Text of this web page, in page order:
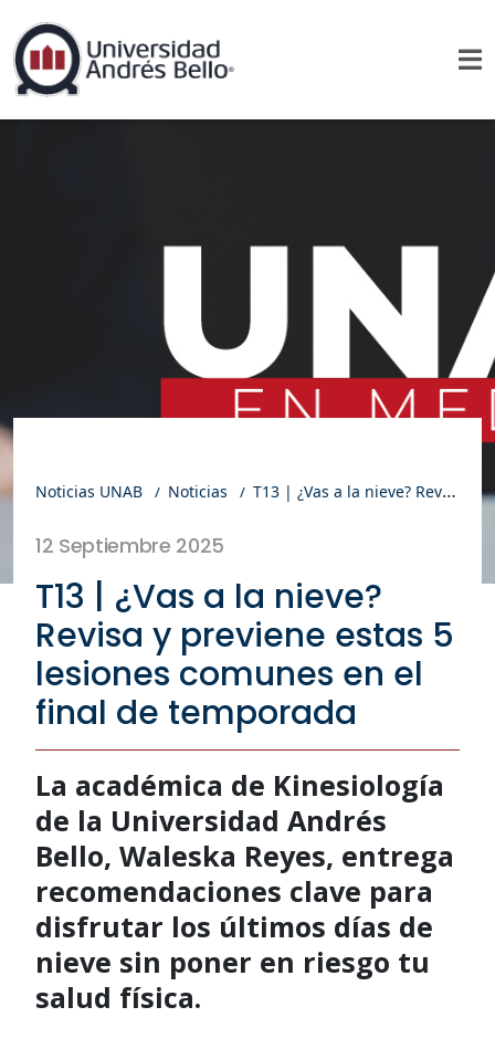
Noticias UNAB Noticias T13 | ¿Vas a la nieve? Revisa y previene estas 5 lesiones comunes en el final de temporada
12 Septiembre 2025
T13 | ¿Vas a la nieve?
Revisa y previene estas 5
lesiones comunes en el
final de temporada
La académica de Kinesiología
de la Universidad Andrés
Bello, Waleska Reyes, entrega
recomendaciones clave para
disfrutar los últimos días de
nieve sin poner en riesgo tu
salud física.